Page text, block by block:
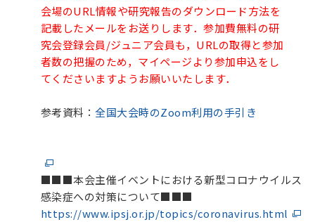
会場のURL情報や研究報告のダウンロード方法を
記載したメールをお送りします．参加費無料の研
究会登録会員/ジュニア会員も，URLの取得と参加
者数の把握のため，マイページより参加申込をし
てくださいますようお願いいたします．
参考資料：全国大会時のZoom利用の手引き
■■■本会主催イベントにおける新型コロナウイルス
感染症への対策について■■■
https://www.ipsj.or.jp/topics/coronavirus.html